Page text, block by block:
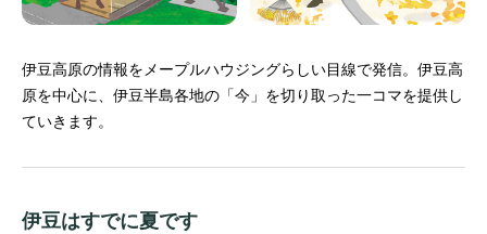
伊豆高原の情報をメープルハウジングらしい目線で発信。 伊豆高
原を中心に、伊豆半島各地の「今」を切り取った一コマを提供し
ていきます。
伊豆はすでに夏です